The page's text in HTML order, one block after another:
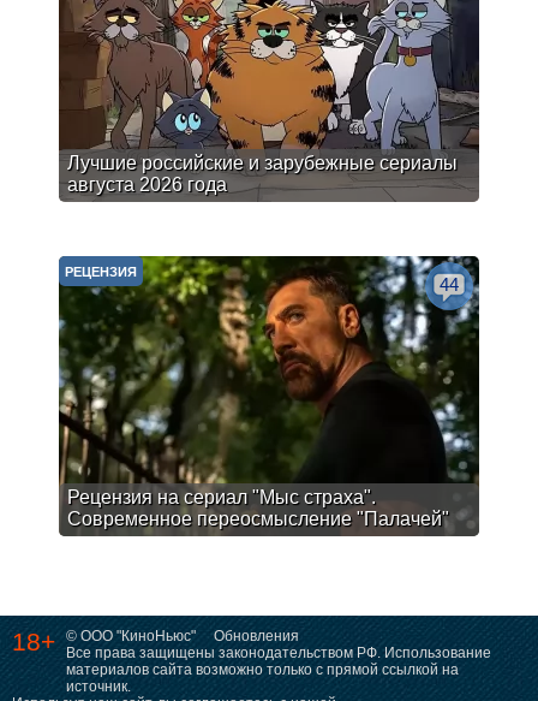
Лучшие российские и зарубежные сериалы
августа 2026 года
Рецензия на сериал "Мыс страха".
Современное переосмысление "Палачей"
РЕЦЕНЗИЯ
44
18+ © ООО "КиноНьюс"
Обновления
Все права защищены законодательством РФ. Использование
материалов сайта возможно только с прямой ссылкой на
источник.